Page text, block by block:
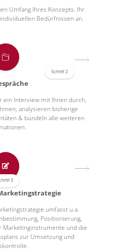
Umfang Ihres Konzepts. Ihr
Bedürfnissen an.
ein Interview mit Ihnen durch,
analysieren bisherige
& bündeln alle weiteren
Schritt 2
umfasst u.a.
Positionierung,
Marketinginstrumente und die
zur Umsetzung und
3